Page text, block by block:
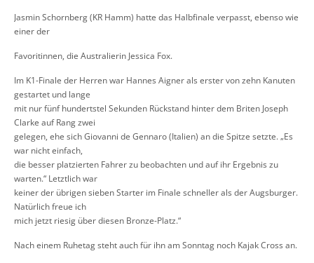
JasminSchornberg (KR Hamm) hatte das Halbfinale verpasst, ebenso wie
einer der
Favoritinnen, die Australierin Jessica Fox.
Im K1-Finale der Herren war Hannes Aignerals erster von zehn Kanuten
gestartet und lange
mit nur fünf hundertstel Sekunden Rückstand hinter dem Briten Joseph
Clarke auf Rang zwei
gelegen, ehe sich Giovanni de Gennaro (Italien) an die Spitze setzte. „Es
war nicht einfach,
die besser platzierten Fahrer zu beobachten und auf ihr Ergebnis zu
warten.“ Letztlich war
keinerder übrigen sieben Starter im Finale schneller als der Augsburger.
Natürlich freue ich
mich jetzt riesig über diesen Bronze-Platz.“
Nach einem Ruhetag steht auch für ihn amSonntag noch Kajak Cross an.